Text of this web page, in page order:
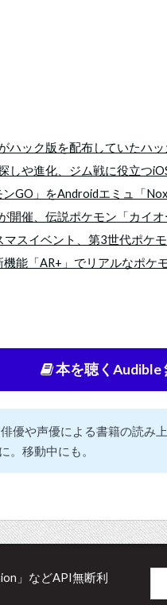
ハック版を配布していたハ
しや進化、ジム戦に役立つ
GO」をAndroidエミュ「
開催、伝説ポケモン「カイ
スイベント、第3世代ポケ
能「AR+」でリアルなポケ
本を聴くAudible
優や声優による書籍の読み
。移動中にも。
」などAPI無断利